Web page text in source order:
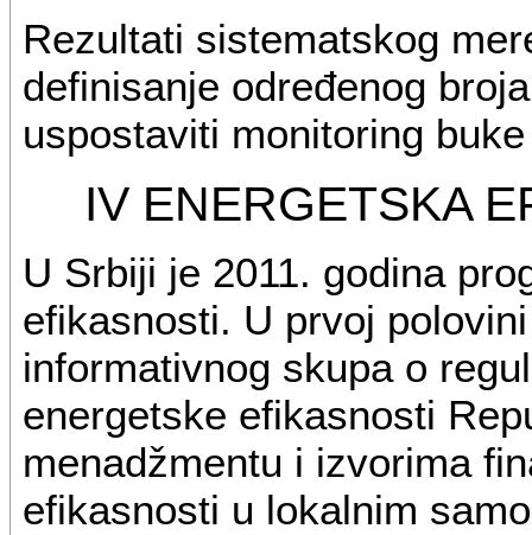
Rezultati sistematskog
definisanje određenog
uspostaviti monitoring
IV ENERGETSKA
U Srbiji je 2011. godina
efikasnosti. U prvoj
informativnog skupa o
energetske efikasnosti
menadžmentu i izvorima
efikasnosti u lokalnim